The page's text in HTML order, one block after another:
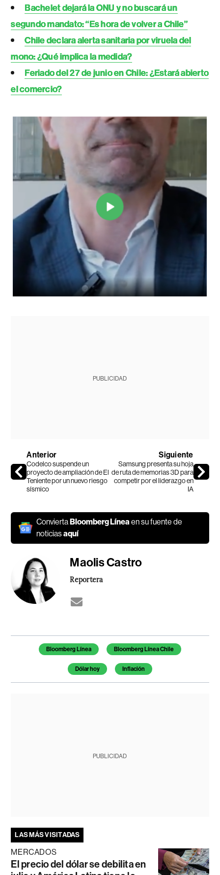
Bachelet dejará la ONU y no buscará un
segundo mandato: “Es hora de volver a Chile”
Chile declara alerta sanitaria por viruela del
mono: ¿Qué implica la medida?
Feriado del 27 de junio en Chile: ¿Estará abierto
el comercio?
PUBLICIDAD
Anterior
Codelco suspende un
proyecto de ampliación de El
Teniente por un nuevo riesgo
sísmico
Siguiente
Samsung presenta su hoja
de ruta de memorias 3D para
competir por el liderazgo en
IA
ConviertaBloomberg Línea en su fuente de
noticiasaquí
Maolis Castro
Reportera
Temas de este artículo
Bloomberg Línea Bloomberg Línea Chile
Dólar hoy Inflación
PUBLICIDAD
LAS MÁS VISITADAS
MERCADOS
El precio del dólar se debilita en